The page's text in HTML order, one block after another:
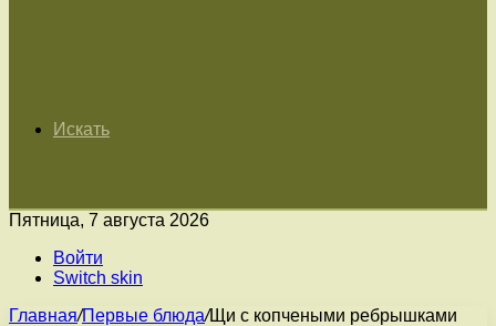
Искать
Пятница, 7 августа 2026
Войти
Switch skin
Главная/Первые блюда/Щи с копчеными ребрышками